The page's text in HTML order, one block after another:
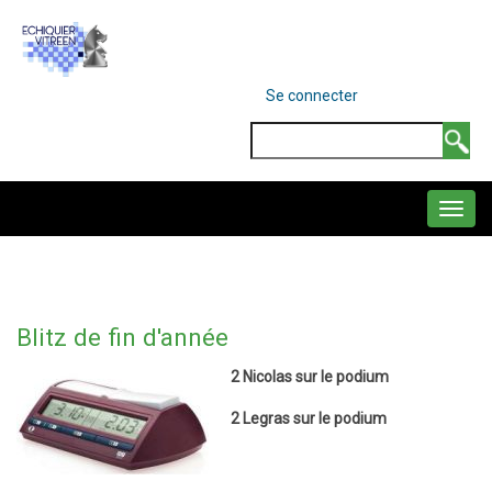
contenu
MENU
COMPTE
DE
Se connecter
Blitz de fin d'année
2 Nicolas sur le podium
2 Legras sur le podium